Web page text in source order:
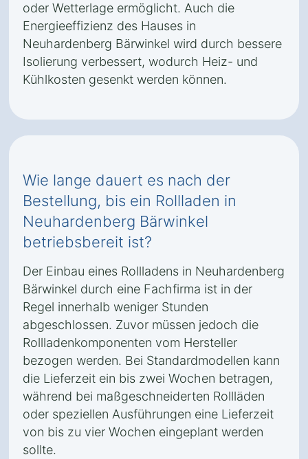
oder Wetterlage ermöglicht. Auch die
Energieeffizienz des Hauses in
Neuhardenberg Bärwinkel wird durch bessere
Isolierung verbessert, wodurch Heiz- und
Kühlkosten gesenkt werden können.
Wie lange dauert es nach der
Bestellung, bis ein Rollladen in
Neuhardenberg Bärwinkel
betriebsbereit ist?
Der Einbau eines Rollladens in Neuhardenberg
Bärwinkel durch eine Fachfirma ist in der
Regel innerhalb weniger Stunden
abgeschlossen. Zuvor müssen jedoch die
Rollladenkomponenten vom Hersteller
bezogen werden. Bei Standardmodellen kann
die Lieferzeit ein bis zwei Wochen betragen,
während bei maßgeschneiderten Rollläden
oder speziellen Ausführungen eine Lieferzeit
von bis zu vier Wochen eingeplant werden
sollte.